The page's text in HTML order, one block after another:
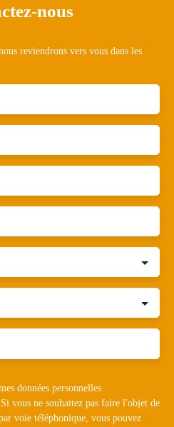
nous
reviendrons vers vous dans les
données personnelles
vous ne souhaitez pas faire l'objet de
voie téléphonique, vous pouvez